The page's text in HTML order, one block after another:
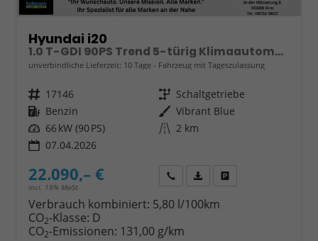
Hyundai i20
1.0 T-GDI 90PS Trend 5-türig Klimaautomatik Sitzheizung Lenkradheizung Rückf.Kamera PDC Apple CarPlay Android Auto Tempomat Touchscreen 16"LM
unverbindliche Lieferzeit: 10 Tage Fahrzeug mit Tageszulassung
Fahrzeugnr. 17146 Getriebe Schaltgetriebe
Kraftstoff Benzin Außenfarbe Vibrant Blue
Leistung 66 kW (90 PS) Kilometerstand 2 km
07.04.2026
22.090,– €
incl. 19% MwSt.
Wir rufen Sie anFahrzeugexposé (PDF)
Verbrauch kombiniert: 5,80 l/100km
CO2-Klasse: D
CO2-Emissionen: 131,00 g/km